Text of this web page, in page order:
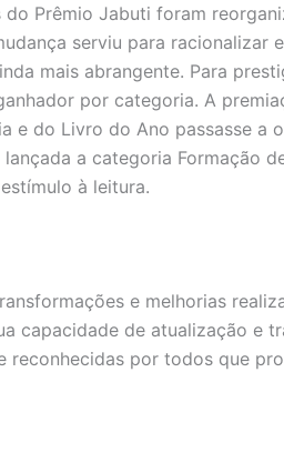
do Prêmio Jabuti foram
serviu para racionalizar
mais abrangente. Para
por categoria. A
e do Livro do Ano passasse a
lançada a categoria Formação
à leitura.
e melhorias
capacidade de atualização e
reconhecidas por todos que